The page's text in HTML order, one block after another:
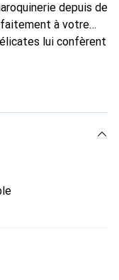
depuis de
à votre
lui confèrent
Reconnaître
clientèle